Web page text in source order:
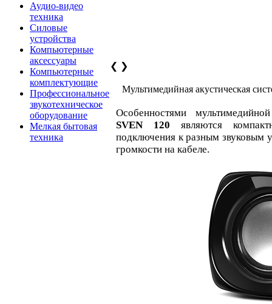
Аудио-видео
техника
Силовые
устройства
Компьютерные
аксессуары
Компьютерные
комплектующие
Профессиональное
звукотехническое
оборудование
Мелкая бытовая
техника
❮ ❯
Мультимедийная акустическая
Особенностями
SVEN 120 являются
подключения к разным звуковым
громкости на кабеле.